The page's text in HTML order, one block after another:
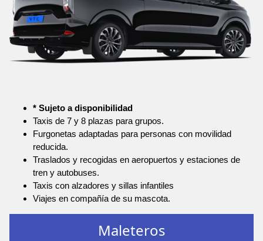
* Sujeto a disponibilidad
Taxis de 7 y 8 plazas para grupos.
Furgonetas adaptadas para personas con movilidad
reducida.
Traslados y recogidas en aeropuertos y estaciones de
tren y autobuses.
Taxis con alzadores y sillas infantiles
Viajes en compañía de su mascota.
Maleteros